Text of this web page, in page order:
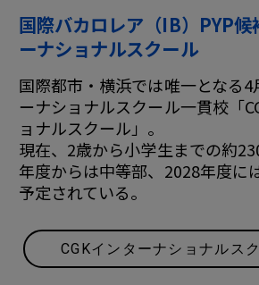
国際バカロレア（IB）PYP候
ーナショナルスクール
国際都市・横浜では唯一となる4
ーナショナルスクール一貫校「
ョナルスクール」。
現在、2歳から小学生までの約
年度からは中等部、2028年度に
予定されている。
CGKインターナショナルス